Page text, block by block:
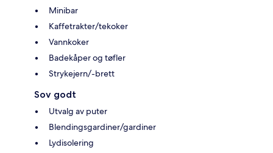
Minibar
Kaffetrakter/tekoker
Vannkoker
Badekåper og tøfler
Strykejern/-brett
Sov godt
Utvalg av puter
Blendingsgardiner/gardiner
Lydisolering